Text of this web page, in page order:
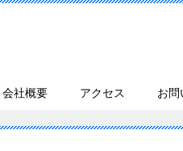
会社概要 アクセス お問